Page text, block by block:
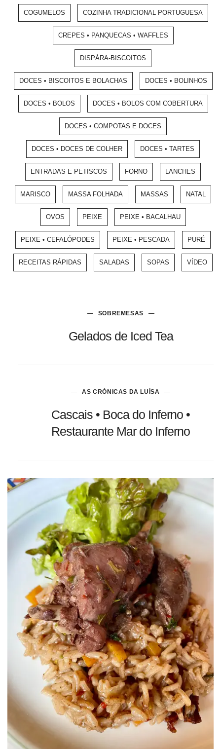
COGUMELOS COZINHA TRADICIONAL PORTUGUESA
CREPES • PANQUECAS • WAFFLES
DISPÁRA-BISCOITOS
DOCES • BISCOITOS E BOLACHAS DOCES • BOLINHOS
DOCES • BOLOS DOCES • BOLOS COM COBERTURA
DOCES • COMPOTAS E DOCES
DOCES • DOCES DE COLHER DOCES • TARTES
ENTRADAS E PETISCOS FORNO LANCHES
MARISCO MASSA FOLHADA MASSAS NATAL
OVOS PEIXE PEIXE • BACALHAU
PEIXE • CEFALÓPODES PEIXE • PESCADA PURÉ
RECEITAS RÁPIDAS SALADAS SOPAS VÍDEO
SOBREMESAS
Gelados de Iced Tea
AS CRÓNICAS DA LUÍSA
Cascais • Boca do Inferno •
Restaurante Mar do Inferno